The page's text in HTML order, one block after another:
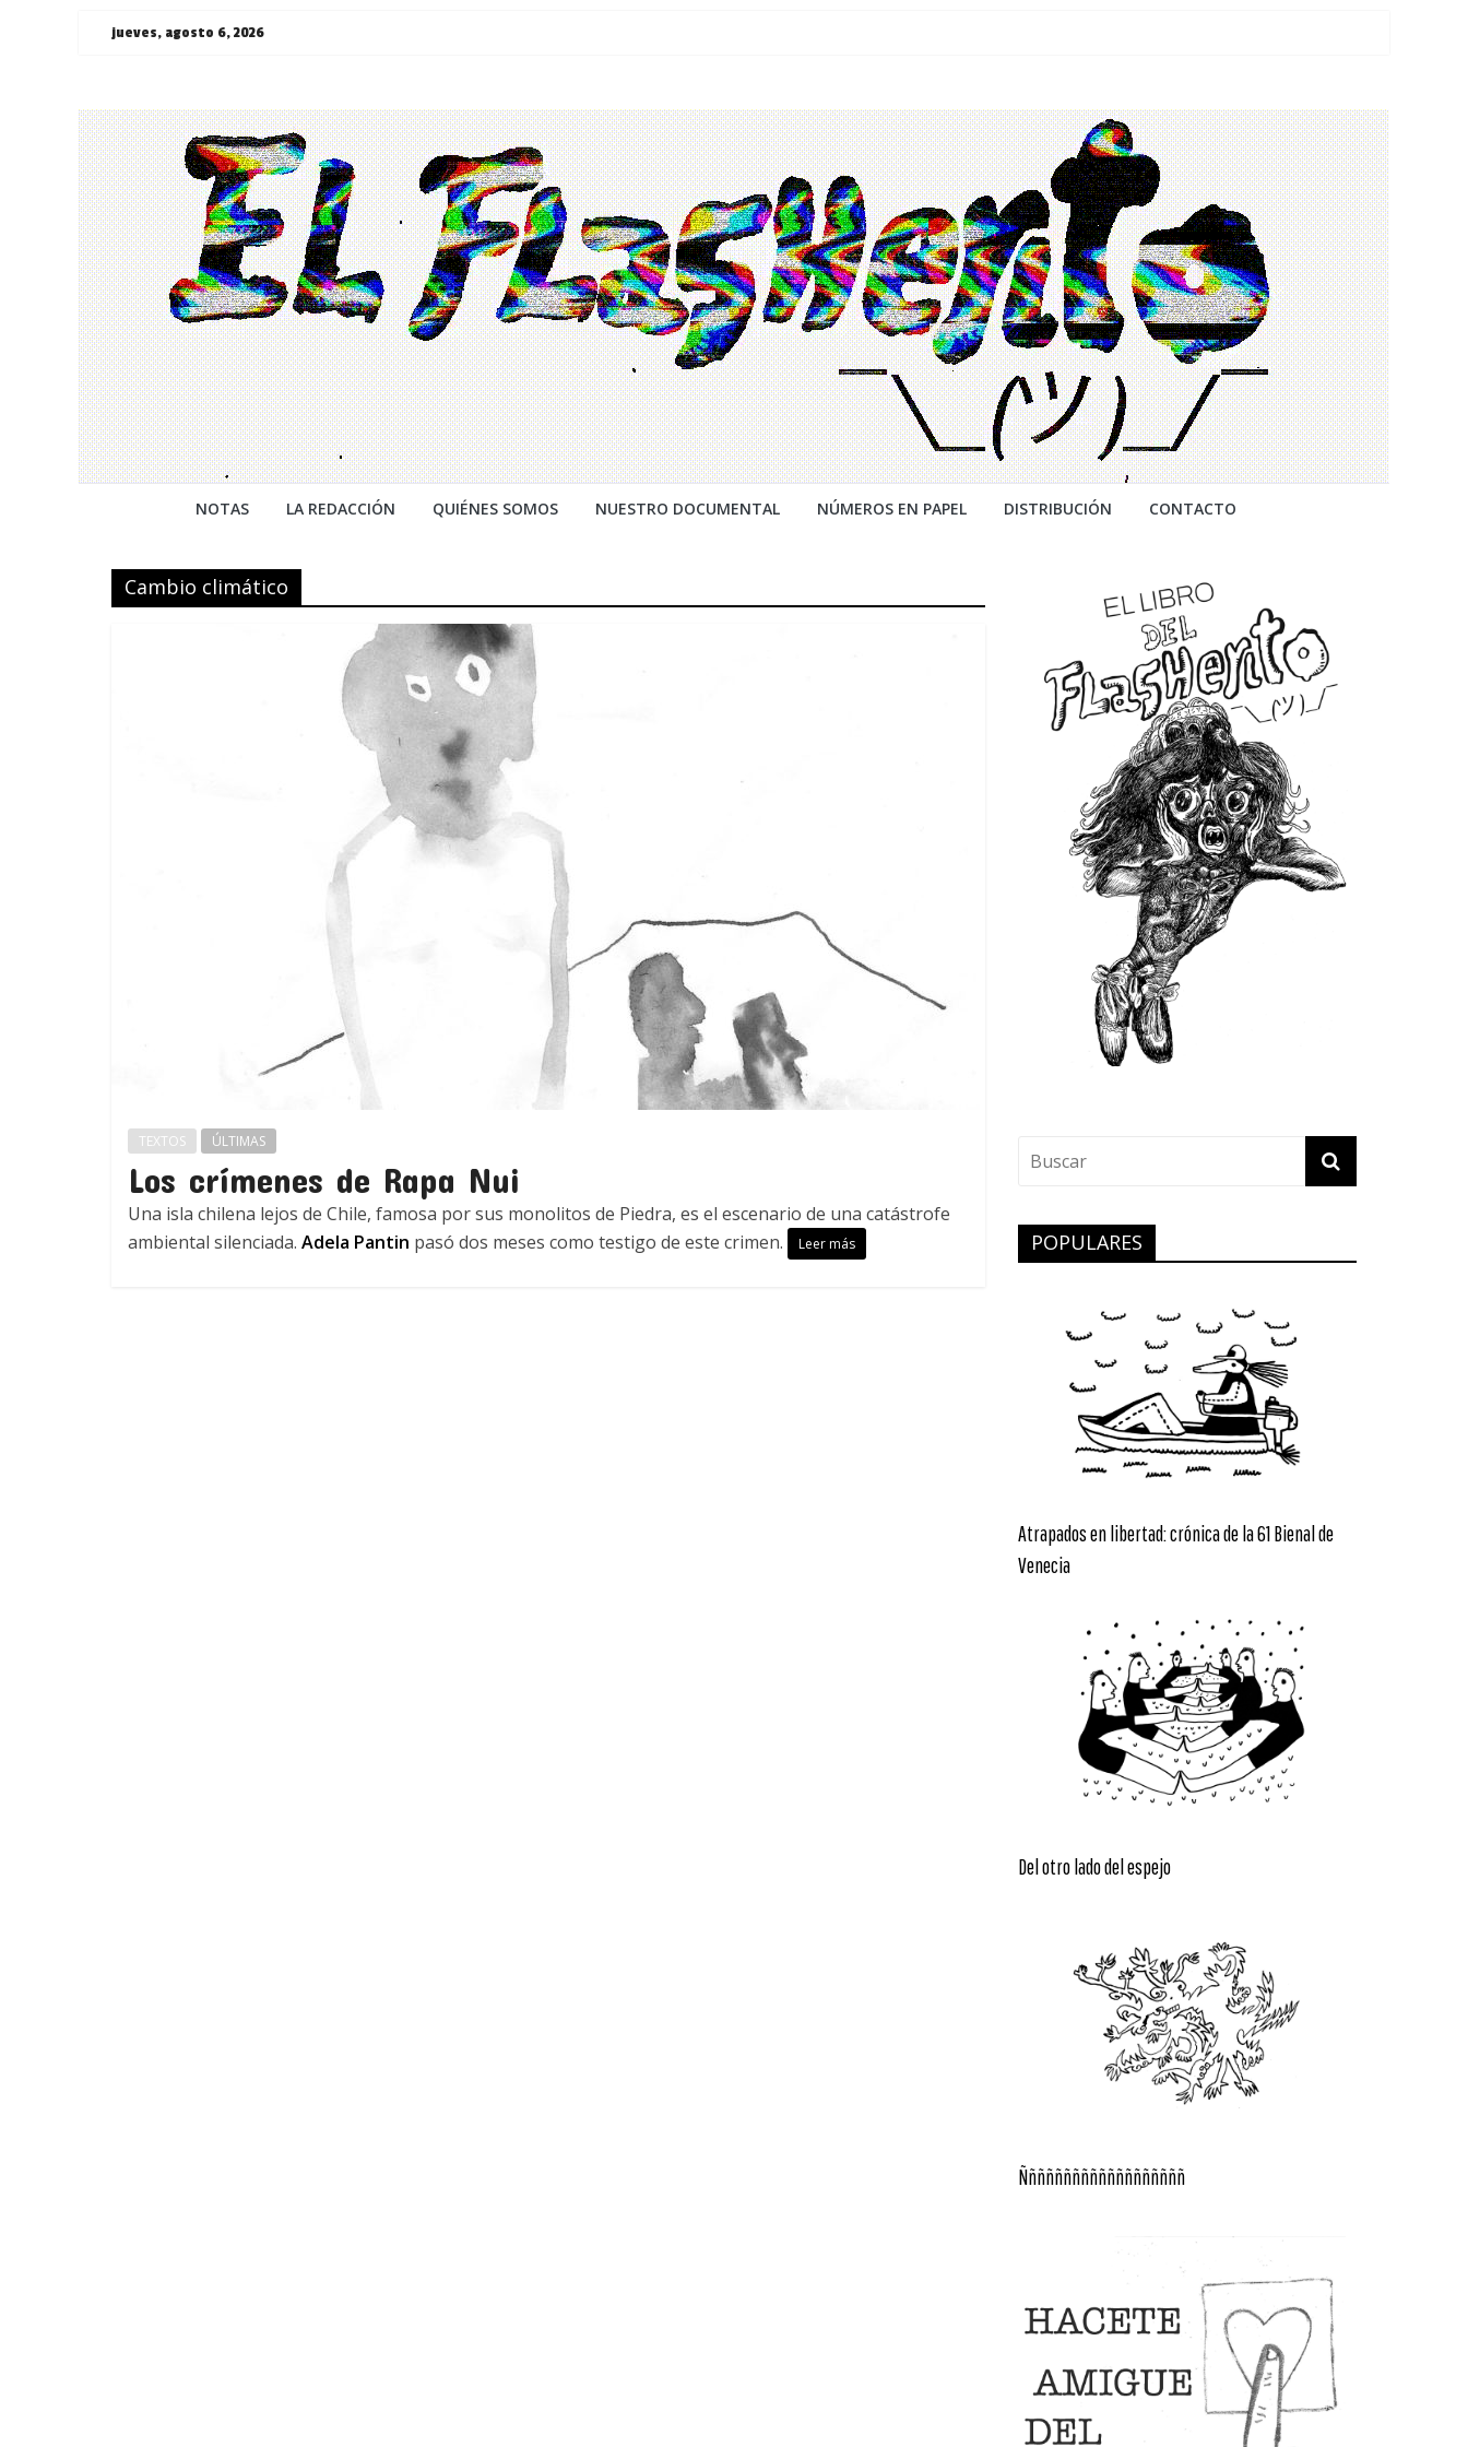
Saltarjueves, agosto 6, 2026
¯\_(ツ)_/
¯
NOTAS LA REDACCIÓN QUIÉNES SOMOS NUESTRO DOCUMENTAL NÚMEROS EN PAPEL DISTRIBUCIÓN CONTACTO
Cambio climático
TEXTOS ÚLTIMAS
Los crímenes de Rapa Nui
Una isla chilena lejos de Chile, famosa por sus monolitos de Piedra, es el escenario de una catástrofe
ambiental silenciada. Adela Pantin pasó dos meses como testigo de este crimen. Leer más POPULARES
Atrapados en libertad: crónica de la 61 Bienal de
Venecia
Del otro lado del espejo
Ñññññññññññññññññññ